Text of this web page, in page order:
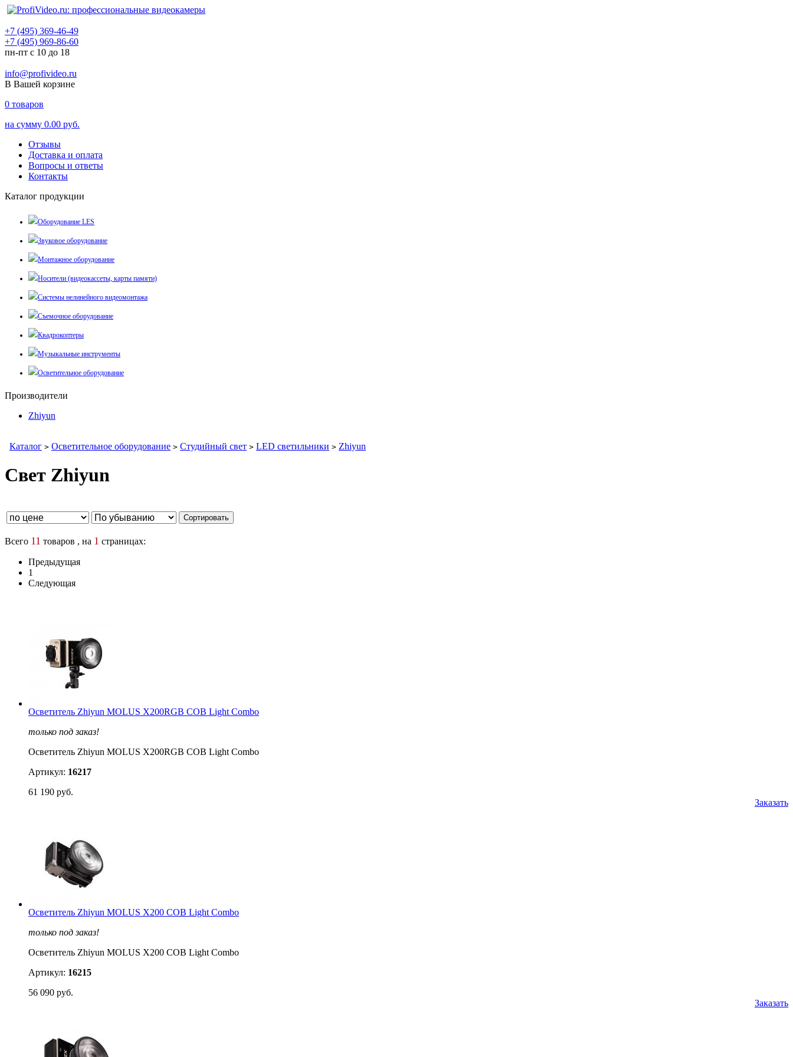
+7 (495) 369-46-49
+7 (495) 969-86-60
пн-пт с 10 до 18
info@profivideo.ru
В Вашей корзине
0 товаров
на сумму 0.00 руб.
Отзывы
Доставка и оплата
Вопросы и ответы
Контакты
Каталог продукции
Оборудование LES
Звуковое оборудование
Монтажное оборудование
Носители (видеокассеты, карты памяти)
Системы нелинейного видеомонтажа
Съемочное оборудование
Квадрокоптеры
Музыкальные инструменты
Осветительное оборудование
Производители
Zhiyun
Каталог > Осветительное оборудование > Студийный свет > LED светильники > Zhiyun
Свет Zhiyun
Всего 11 товаров , на 1 страницах:
Предыдущая
1
Следующая
Осветитель Zhiyun MOLUS X200RGB COB Light Combo
только под заказ!
Осветитель Zhiyun MOLUS X200RGB COB Light Combo
Артикул: 16217
61 190 руб.
Заказать
Осветитель Zhiyun MOLUS X200 COB Light Combo
только под заказ!
Осветитель Zhiyun MOLUS X200 COB Light Combo
Артикул: 16215
56 090 руб.
Заказать